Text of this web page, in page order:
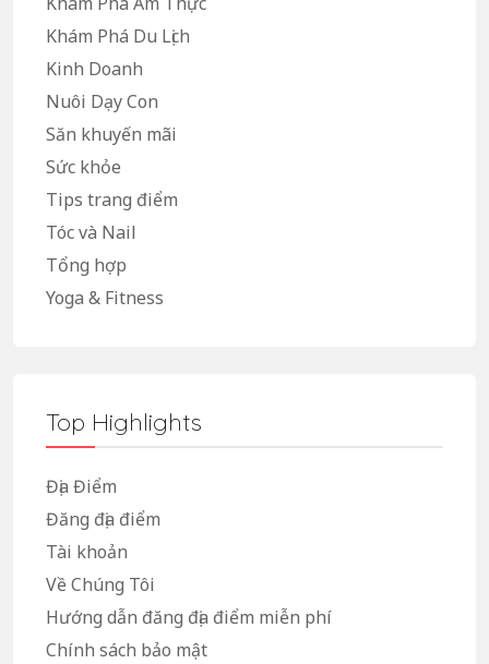
Khám Phá Du Lịch
Kinh Doanh
Nuôi Dạy Con
Săn khuyến mãi
Sức khỏe
Tips trang điểm
Tóc và Nail
Tổng hợp
Yoga & Fitness
Top Highlights
Địa Điểm
Đăng địa điểm
Tài khoản
Về Chúng Tôi
Hướng dẫn đăng địa điểm miễn phí
Chính sách bảo mật